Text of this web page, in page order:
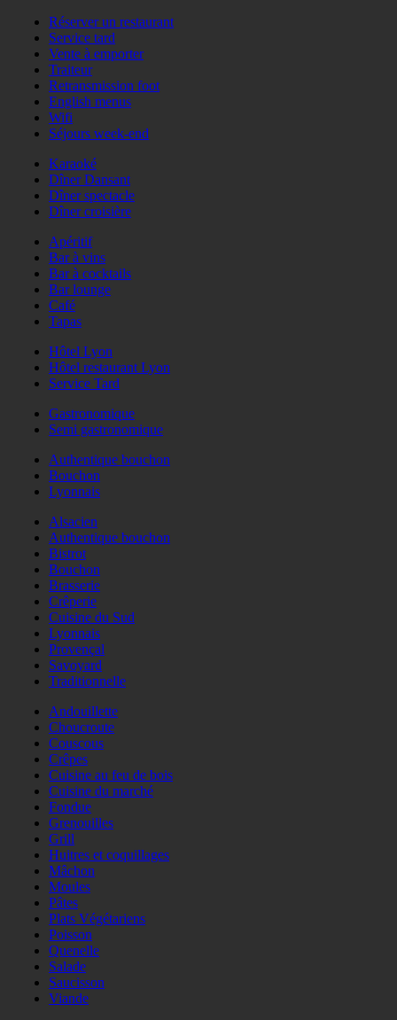
Réserver un restaurant
Service tard
Vente à emporter
Traiteur
Retransmission foot
English menus
Wifi
Séjours week-end
Karaoké
Dîner Dansant
Dîner spectacle
Dîner croisière
Apéritif
Bar à vins
Bar à cocktails
Bar lounge
Café
Tapas
Hôtel Lyon
Hôtel restaurant Lyon
Service Tard
Gastronomique
Semi gastronomique
Authentique bouchon
Bouchon
Lyonnais
Alsacien
Authentique bouchon
Bistrot
Bouchon
Brasserie
Crêperie
Cuisine du Sud
Lyonnais
Provençal
Savoyard
Traditionnelle
Andouillette
Choucroute
Couscous
Crêpes
Cuisine au feu de bois
Cuisine du marché
Fondue
Grenouilles
Grill
Huitres et coquillages
Mâchon
Moules
Pâtes
Plats Végétariens
Poisson
Quenelle
Salade
Saucisson
Viande